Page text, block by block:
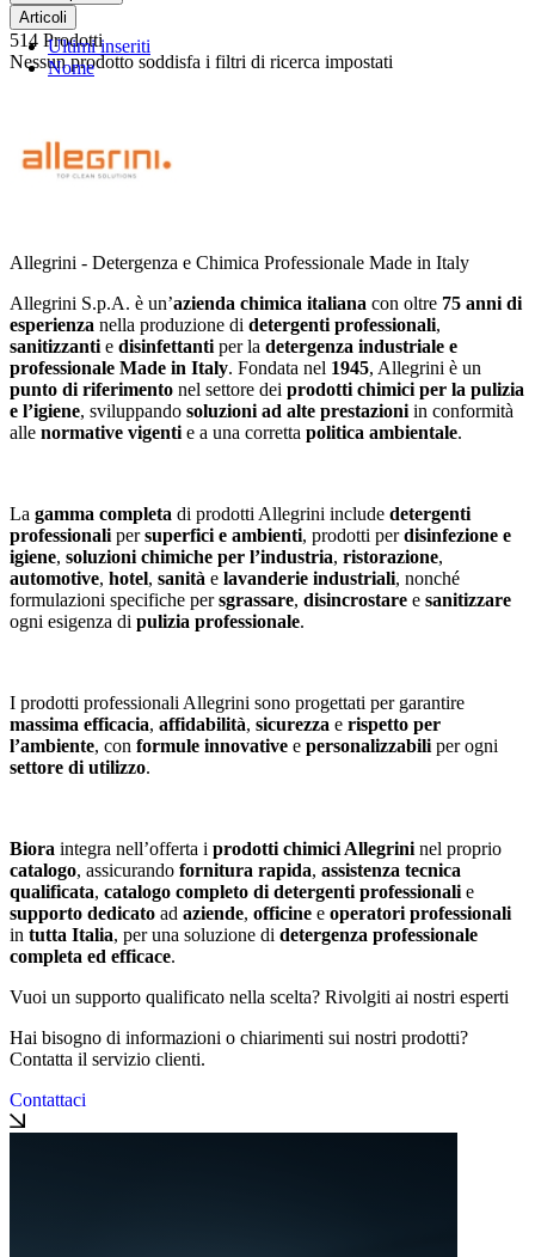
Ultimi inseriti
Nome
Articoli
514 Prodotti
Nessun prodotto soddisfa i filtri di ricerca impostati
Allegrini - Detergenza e Chimica Professionale Made in Italy
Allegrini S.p.A. è un’azienda chimica italiana con oltre 75 anni di
esperienza nella produzione di detergenti professionali,
sanitizzanti e disinfettanti per la detergenza industriale e
professionale Made in Italy. Fondata nel 1945, Allegrini è un
punto di riferimento nel settore dei prodotti chimici per la pulizia
e l’igiene, sviluppando soluzioni ad alte prestazioni in conformità
alle normative vigenti e a una corretta politica ambientale.
La gamma completa di prodotti Allegrini include detergenti
professionali persuperfici e ambienti, prodotti perdisinfezione e
igiene, soluzioni chimiche per l’industria, ristorazione,
automotive, hotel, sanità e lavanderie industriali, nonché
formulazioni specifiche persgrassare, disincrostare e sanitizzare
ogni esigenza di pulizia professionale.
I prodotti professionali Allegrini sono progettati per garantire
massima efficacia, affidabilità, sicurezza e rispetto per
l’ambiente, con formule innovative e personalizzabili per ogni
settore di utilizzo.
Biora integra nell’offerta i prodotti chimici Allegrini nel proprio
catalogo, assicurando fornitura rapida, assistenza tecnica
qualificata, catalogo completo di detergenti professionali e
supporto dedicato ad aziende, officine e operatori professionali
in tutta Italia, per una soluzione di detergenza professionale
completa ed efficace.
Vuoi un supporto qualificato nella scelta? Rivolgiti ai nostri esperti
Hai bisogno di informazioni o chiarimenti sui nostri prodotti?
Contatta il servizio clienti.
Contattaci